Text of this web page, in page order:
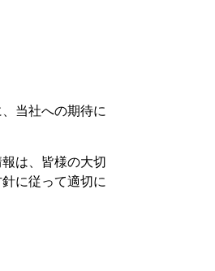
当社への期待に
は、皆様の大切
に従って適切に